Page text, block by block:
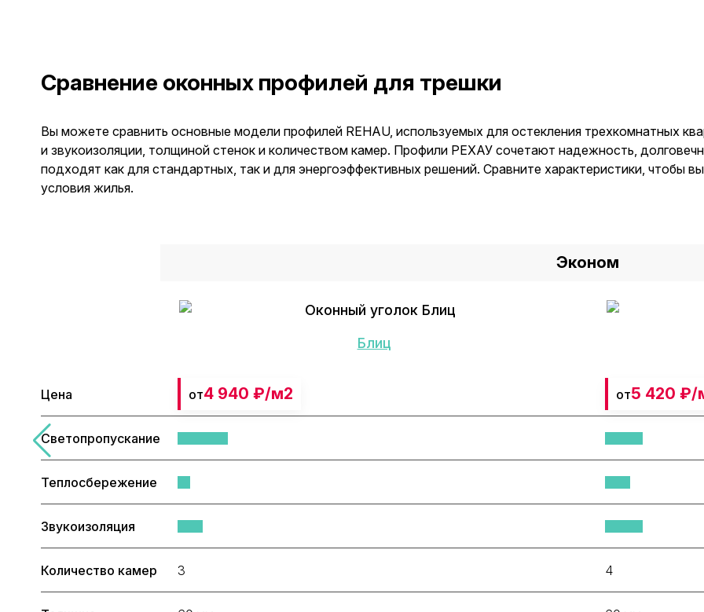
Сравнение оконных профилей для трешки
Вы можете сравнить основные модели профилей REHAU, используемых для остекления трехкомнатных
и звукоизоляции, толщиной стенок и количеством камер. Профили РЕХАУ сочетают надежность,
подходят как для стандартных, так и для энергоэффективных решений. Сравните характеристики, чтобы
условия жилья.
Цена
Светопропускание
Теплосбережение
Звукоизоляция
Количество камер
Эконом
Блиц
от4 940 ₽/м2
3
от5 420 ₽/
4
Не
окон?